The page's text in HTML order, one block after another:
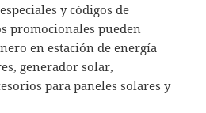
y códigos de
promocionales pueden
en estación de energía
generador solar,
para paneles solares y